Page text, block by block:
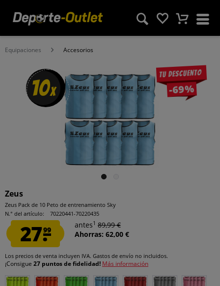
Equipaciones Accesorios
Tu descuento
-69%
10x
Zeus
Zeus Pack de 10 Peto de entrenamiento Sky
N.° del artículo:
70220441-70220435
27.99
antes1 89,99 €
Ahorras: 62,00 €
Los precios de venta incluyen IVA. Gastos de envío no incluidos.
¡Consigue 27 puntos de fidelidad! Más información